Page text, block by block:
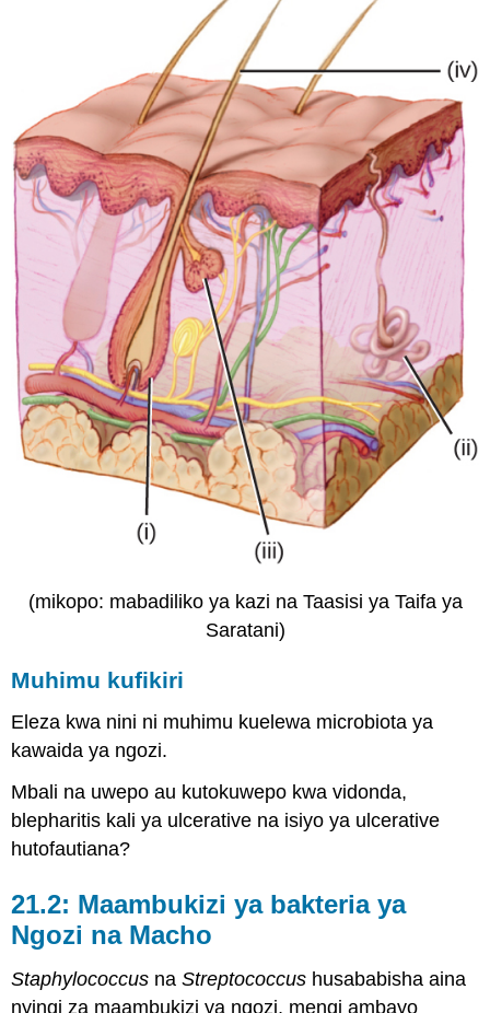
(mikopo: mabadiliko ya kazi na Taasisi ya Taifa ya
Saratani)
Muhimu kufikiri
Eleza kwa nini ni muhimu kuelewa microbiota ya
kawaida ya ngozi.
Mbali na uwepo au kutokuwepo kwa vidonda,
blepharitis kali ya ulcerative na isiyo ya ulcerative
hutofautiana?
21.2: Maambukizi ya bakteria ya
Ngozi na Macho
Staphylococcus naStreptococcus husababisha aina
nyingi za maambukizi ya ngozi, mengi ambayo